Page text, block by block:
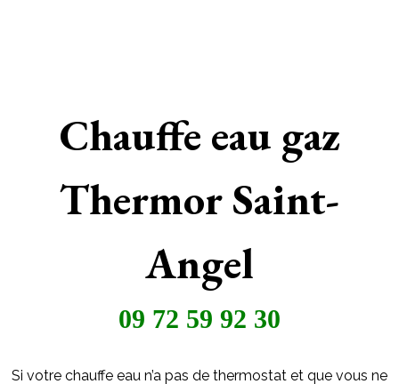
Chauffe eau gaz
Thermor Saint-
Angel
09 72 59 92 30
Si votre chauffe eau n’a pas de thermostat et que vous ne